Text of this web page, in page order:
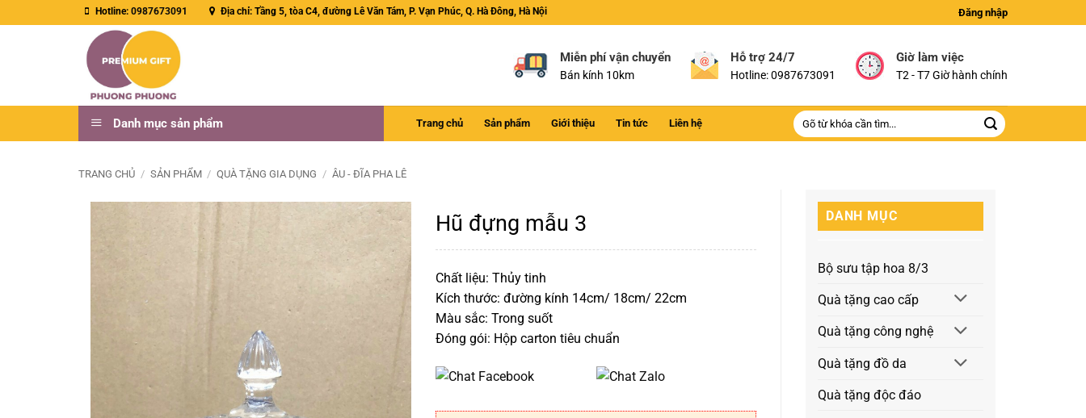
qua
Hotline: 0987673091 Địa chỉ: Tầng 5, tòa C4, đường Lê Văn Tám, P. Vạn Phúc, Q. Hà Đông, Hà Nội Đăng nhập
Miễn phí vận chuyển
Bán kính 10km
Hỗ trợ 24/7
Hotline: 0987673091
Giờ làm việc
T2 - T7 Giờ hành chính
Danh mục sản phẩm Trang chủ Sản phẩm Giới thiệu Tin tức Liên hệ
Tìm
kiếm:
TRANG CHỦ / SẢN PHẨM / QUÀ TẶNG GIA DỤNG / ÂU - ĐĨA PHA LÊ
DANH MỤC
Bộ sưu tập hoa 8/3
Quà tặng cao cấp
Quà tặng công nghệ
Quà tặng đồ da
Quà tặng độc đáo
Hũ đựng mẫu 3
Chất liệu: Thủy tinh
Kích thước: đường kính 14cm/ 18cm/ 22cm
Màu sắc: Trong suốt
Đóng gói: Hộp carton tiêu chuẩn